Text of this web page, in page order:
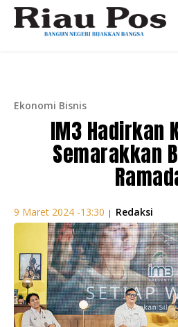
Ekonomi Bisnis
IM3 Hadirkan
Semarakkan
9 Maret 2024 -13:30 | Redaksi